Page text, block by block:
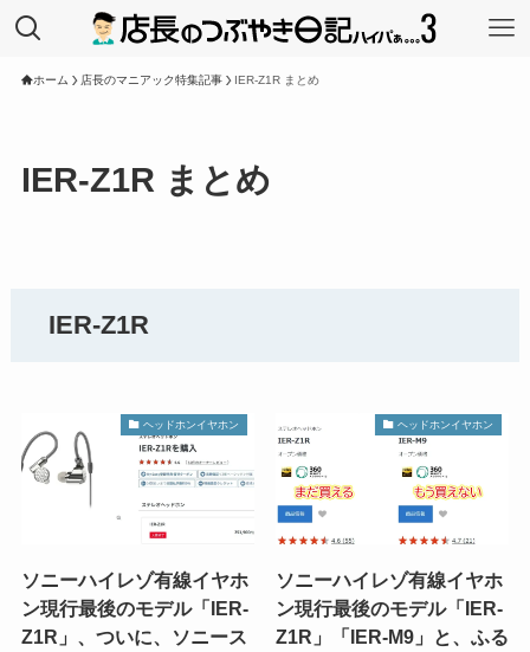
ホーム 店長のマニアック特集記事 IER-Z1R まとめ
IER-Z1R まとめ
IER-Z1R
ヘッドホンイヤホン
ソニーハイレゾ有線イヤホ
ン現行最後のモデル「IER-
Z1R」、ついに、ソニース
ヘッドホンイヤホン
ソニーハイレゾ有線イヤホ
ン現行最後のモデル「IER-
Z1R」「IER-M9」と、ふる